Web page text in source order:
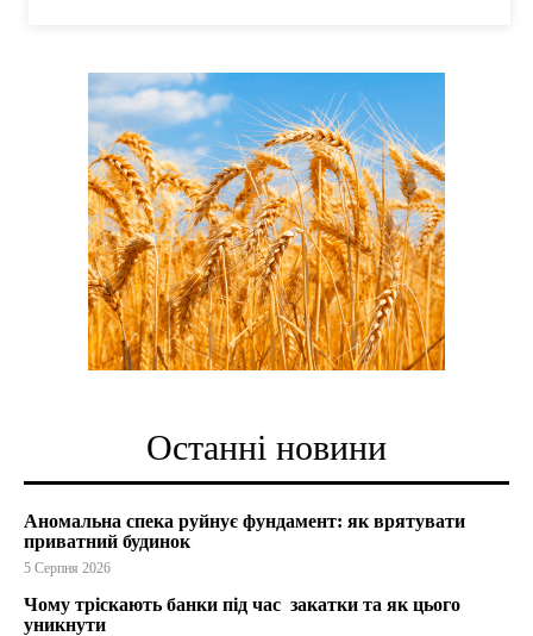
Останні новини
Аномальна спека руйнує фундамент: як врятувати
приватний будинок
5 Серпня 2026
Чому тріскають банки під час закатки та як цього
уникнути